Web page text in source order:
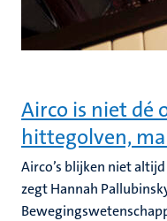
Airco is niet dé
hittegolven,
Airco’s blijken niet
zegt Hannah